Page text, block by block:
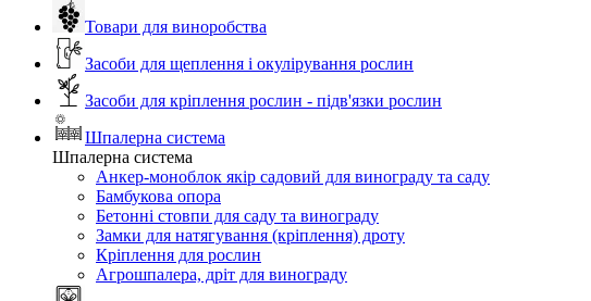
Товари для виноробства
Засоби для щеплення і окулірування рослин
Засоби для кріплення рослин - підв'язки рослин
Шпалерна система
Шпалерна система
Анкер-моноблок якір садовий для винограду та саду
Бамбукова опора
Бетонні стовпи для саду та винограду
Замки для натягування (кріплення) дроту
Кріплення для рослин
Агрошпалера, дріт для винограду